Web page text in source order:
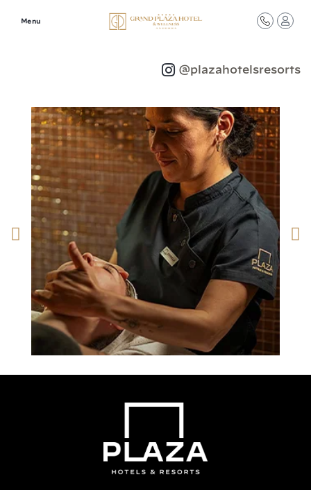
Menu
Síguenos en redes
@plazahotelsresorts